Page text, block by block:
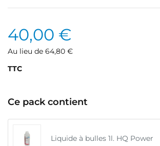
40,00 €
Au lieu de 64,80 €
TTC
Ce pack contient
Liquide à bulles 1l. HQ Power